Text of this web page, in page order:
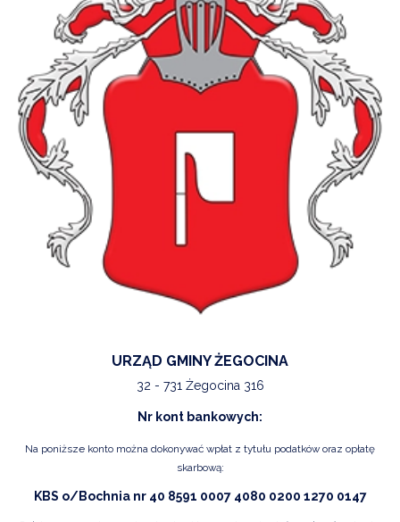
URZĄD GMINY ŻEGOCINA
32 - 731 Żegocina 316
Nr kont bankowych:
Na poniższe konto można dokonywać wpłat z tytułu podatków oraz opłatę
skarbową:
KBS o/Bochnia nr 40 8591 0007 4080 0200 1270 0147